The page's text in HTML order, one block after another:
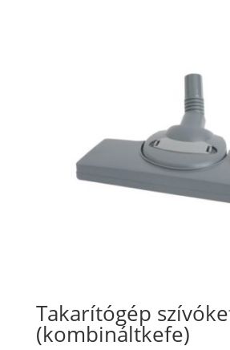
Takarítógép
(kombináltkefe)